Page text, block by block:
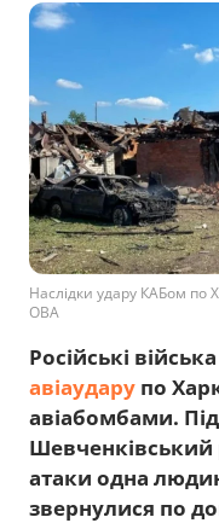
Наслідки удару КАБом по
ОВА
Російські
авіаудару по
авіабомбами.
Шевченківський
атаки одна
звернулися по